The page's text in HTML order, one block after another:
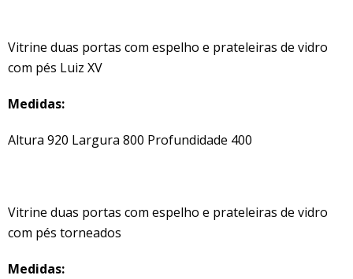
Vitrine duas portas com espelho e prateleiras de vidro
com pés Luiz XV
Medidas:
Altura 920 Largura 800 Profundidade 400
Vitrine duas portas com espelho e prateleiras de vidro
com pés torneados
Medidas: